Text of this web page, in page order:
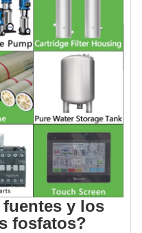
y los
fosfatos?